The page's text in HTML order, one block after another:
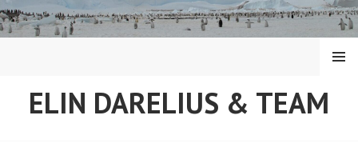
Skip
to
ELIN DARELIUS & TEAM
MENU